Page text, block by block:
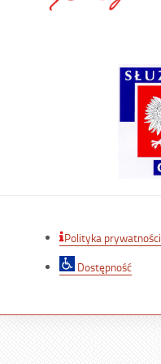
Polityka prywatności
Dostępność